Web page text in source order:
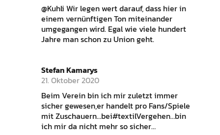
@Kuhli Wir legen wert darauf, dass hier in
einem vernünftigen Ton miteinander
umgegangen wird. Egal wie viele hundert
Jahre man schon zu Union geht.
Stefan Kamarys
21. Oktober 2020
Beim Verein bin ich mir zuletzt immer
sicher gewesen,er handelt pro Fans/Spiele
mit Zuschauern…bei#textilVergehen…bin
ich mir da nicht mehr so sicher…